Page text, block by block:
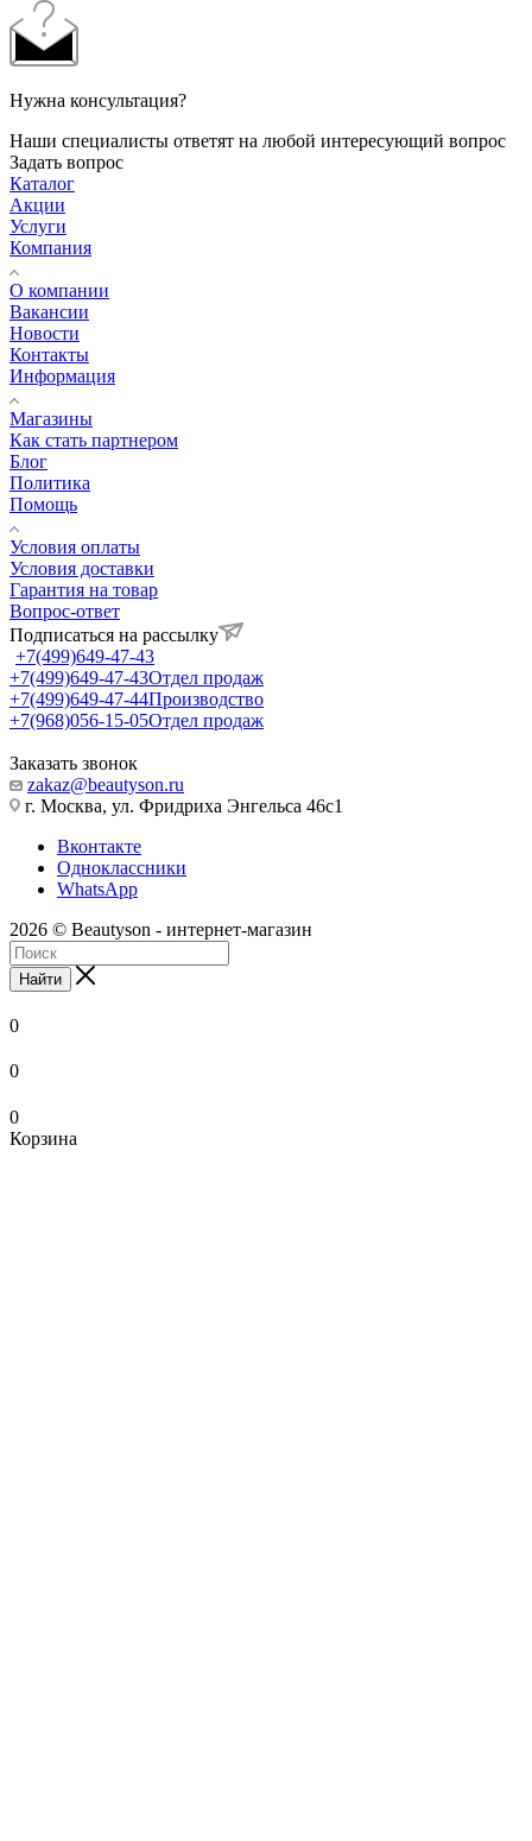
Нужна консультация?
Наши специалисты ответят на любой интересующий вопрос
Задать вопрос
Каталог
Акции
Услуги
Компания
О компании
Вакансии
Новости
Контакты
Информация
Магазины
Как стать партнером
Блог
Политика
Помощь
Условия оплаты
Условия доставки
Гарантия на товар
Вопрос-ответ
Подписаться на рассылку
+7(499)649-47-43
+7(499)649-47-43Отдел продаж
+7(499)649-47-44Производство
+7(968)056-15-05Отдел продаж
Заказать звонок
zakaz@beautyson.ru
г. Москва, ул. Фридриха Энгельса 46с1
Вконтакте
Одноклассники
WhatsApp
2026 © Beautyson - интернет-магазин
Найти
0
0
0
Корзина